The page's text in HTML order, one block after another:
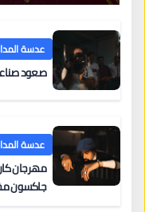
عدسة
صعود
عدسة
جاكسون